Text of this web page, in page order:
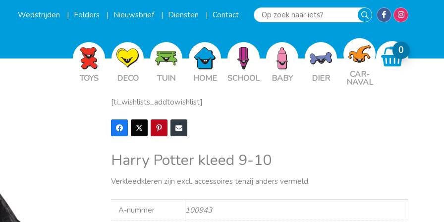
Wedstrijden Folders Nieuwsbrief Diensten Contact
Op
iets?
TOYS DECO TUIN HOME SCHOOL BABY DIER CAR-
NAVAL
[ti_wishlists_addtowishlist]
Harry Potter kleed 9-10
Verkleedkleren zijn excl. accessoires tenzij anders vermeld.
A-nummer 100943